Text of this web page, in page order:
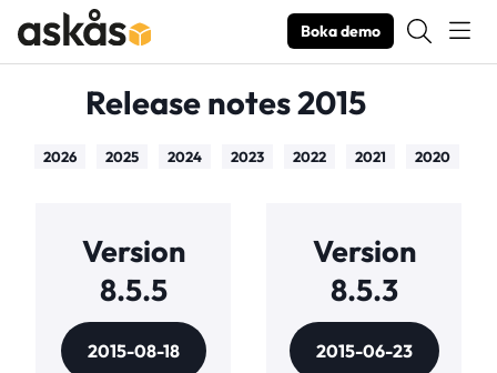
Boka demo
Release notes 2015
2026 2025 2024 2023 2022 2021 2020
Version
8.5.5
2015-08-18
Version
8.5.3
2015-06-23